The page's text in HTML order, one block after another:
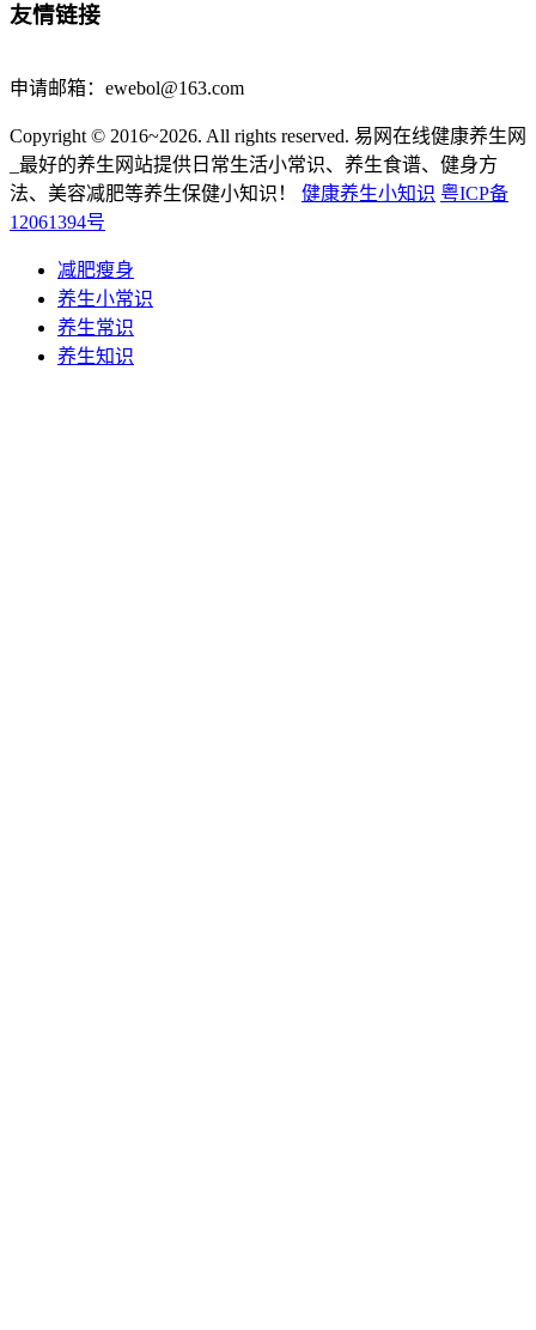
点...
药价，牵动千家万户，也关乎产业发展。国务院办...
2026-04-15 1749
玻尿酸保养肌肤效果一般是好的，有助于改善皮肤干...
2026-04-07 287
友情链接
申请邮箱：ewebol@163.com
Copyright © 2016~2026. All rights reserved. 易网在线健康养生网
_最好的养生网站提供日常生活小常识、养生食谱、健身方
法、美容减肥等养生保健小知识！ 健康养生小知识 粤ICP备
12061394号
减肥瘦身
养生小常识
养生常识
养生知识